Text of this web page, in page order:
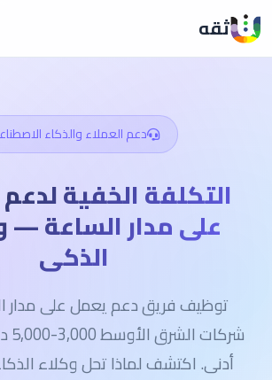
ثقه
دعم العملاء والذكاء
التكلفة الخفية
على مدار الساعة —
الذكي
توظيف فريق دعم يعمل على مدار
أدنى. اكتشف لماذا تحل وكلاء